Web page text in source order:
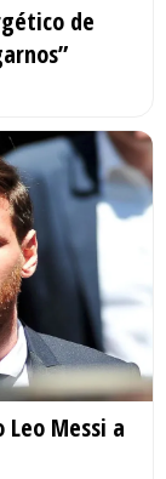
de
Messi a